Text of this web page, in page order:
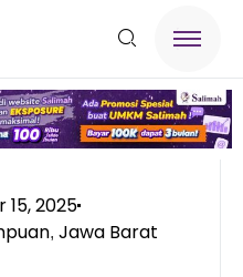
2025
, Jawa Barat